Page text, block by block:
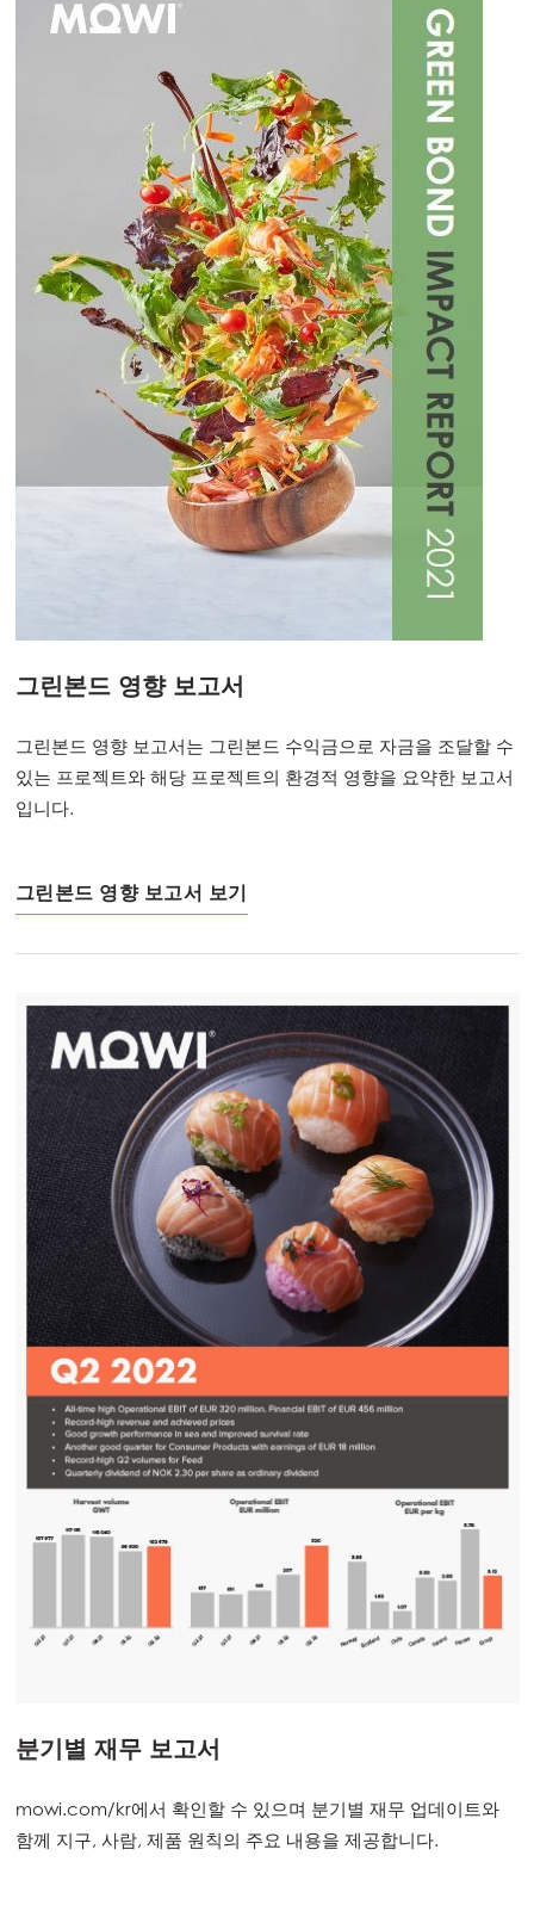
Mowi Japan
Mowi Taiwan
Mowi Belgium (FR)
Mowi Belgium (NL)
Mowi Czechia (CZ)
Mowi Czechia (EN)
Mowi Faroe Islands
Mowi France
Mowi Germany
Mowi Netherlands
Mowi Norway
Mowi Scotland
Mowi Spain
Mowi Canada West
Mowi Chile
Mowi USA
계속하기
그린본드 영향 보고서
그린본드 영향 보고서는 그린본드 수익금으로 자금을 조달할 수
있는 프로젝트와 해당 프로젝트의 환경적 영향을 요약한 보고서
입니다.
그린본드 영향 보고서 보기
분기별 재무 보고서
mowi.com/kr에서 확인할 수 있으며 분기별 재무 업데이트와
함께 지구, 사람, 제품 원칙의 주요 내용을 제공합니다.